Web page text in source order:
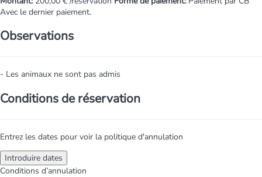
Avec le dernier paiement.
Observations
- Les animaux ne sont pas admis
Conditions de réservation
Entrez les dates pour voir la politique d'annulation
Introduire dates
Conditions d’annulation